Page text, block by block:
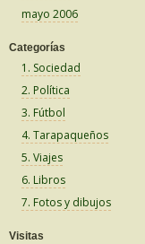
mayo 2006
Categorías
1. Sociedad
2. Política
3. Fútbol
4. Tarapaqueños
5. Viajes
6. Libros
7. Fotos y dibujos
Visitas